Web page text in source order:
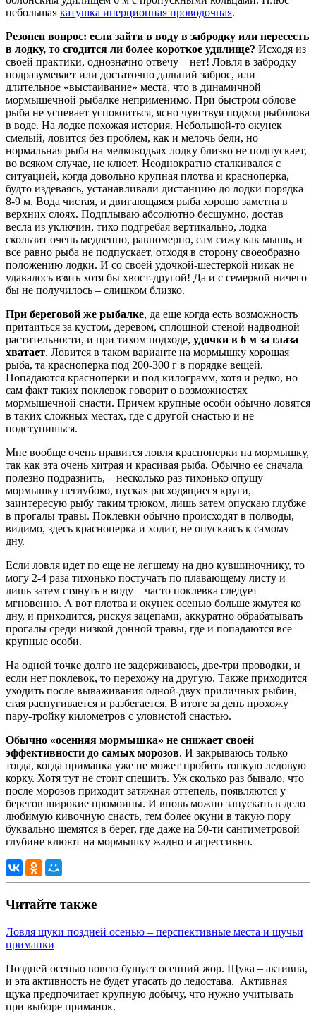
небольшая катушка инерционная проводочная.
Резонен вопрос: если зайти в воду в забродку или пересесть
в лодку, то сгодится ли более короткое удилище? Исходя из
своей практики, однозначно отвечу – нет! Ловля в забродку
подразумевает или достаточно дальний заброс, или
длительное «выстаивание» места, что в динамичной
мормышечной рыбалке неприменимо. При быстром облове
рыба не успевает успокоиться, ясно чувствуя подход рыболова
в воде. На лодке похожая история. Небольшой-то окунек
смелый, ловится без проблем, как и мелочь бели, но
нормальная рыба на мелководьях лодку близко не подпускает,
во всяком случае, не клюет. Неоднократно сталкивался с
ситуацией, когда довольно крупная плотва и красноперка,
будто издеваясь, устанавливали дистанцию до лодки порядка
8-9 м. Вода чистая, и двигающаяся рыба хорошо заметна в
верхних слоях. Подплываю абсолютно бесшумно, достав
весла из уключин, тихо подгребая вертикально, лодка
скользит очень медленно, равномерно, сам сижу как мышь, и
все равно рыба не подпускает, отходя в сторону своеобразно
положению лодки. И со своей удочкой-шестеркой никак не
удавалось взять хотя бы хвост-другой! Да и с семеркой ничего
бы не получилось – слишком близко.
При береговой же рыбалке, да еще когда есть возможность
притаиться за кустом, деревом, сплошной стеной надводной
растительности, и при тихом подходе, удочки в 6 м за глаза
хватает. Ловится в таком варианте на мормышку хорошая
рыба, та красноперка под 200-300 г в порядке вещей.
Попадаются красноперки и под килограмм, хотя и редко, но
сам факт таких поклевок говорит о возможностях
мормышечной снасти. Причем крупные особи обычно ловятся
в таких сложных местах, где с другой снастью и не
подступишься.
Мне вообще очень нравится ловля красноперки на мормышку,
так как эта очень хитрая и красивая рыба. Обычно ее сначала
полезно подразнить, – несколько раз тихонько опущу
мормышку неглубоко, пуская расходящиеся круги,
заинтересую рыбу таким трюком, лишь затем опускаю глубже
в прогалы травы. Поклевки обычно происходят в полводы,
видимо, здесь красноперка и ходит, не опускаясь к самому
дну.
Если ловля идет по еще не легшему на дно кувшиночнику, то
могу 2-4 раза тихонько постучать по плавающему листу и
лишь затем стянуть в воду – часто поклевка следует
мгновенно. А вот плотва и окунек осенью больше жмутся ко
дну, и приходится, рискуя зацепами, аккуратно обрабатывать
прогалы среди низкой донной травы, где и попадаются все
крупные особи.
На одной точке долго не задерживаюсь, две-три проводки, и
если нет поклевок, то перехожу на другую. Также приходится
уходить после вываживания одной-двух приличных рыбин, –
стая распугивается и разбегается. В итоге за день прохожу
пару-тройку километров с уловистой снастью.
Обычно «осенняя мормышка» не снижает своей
эффективности до самых морозов. И закрываюсь только
тогда, когда приманка уже не может пробить тонкую ледовую
корку. Хотя тут не стоит спешить. Уж сколько раз бывало, что
после морозов приходит затяжная оттепель, появляются у
берегов широкие промоины. И вновь можно запускать в дело
любимую кивочную снасть, тем более окуни в такую пору
буквально щемятся в берег, где даже на 50-ти сантиметровой
глубине клюют на мормышку жадно и агрессивно.
Читайте также
Ловля щуки поздней осенью – перспективные места и щучьи
приманки
Поздней осенью вовсю бушует осенний жор. Щука – активна,
и эта активность не будет угасать до ледостава. Активная
щука предпочитает крупную добычу, что нужно учитывать
при выборе приманок.